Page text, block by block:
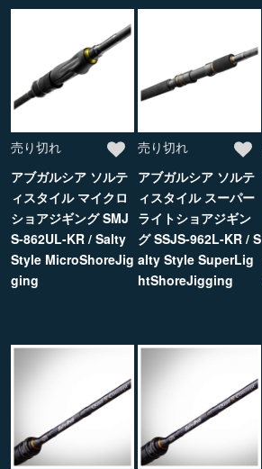
売り切れ
アブガルシア ソルテ
ィスタイル マイクロ
ショアジギング SMJ
S-862UL-KR / Salty
Style MicroShoreJig
ging
売り切れ
アブガルシア ソルテ
ィスタイル スーパー
ライトショアジギン
グ SSJS-962L-KR / S
alty Style SuperLig
htShoreJigging